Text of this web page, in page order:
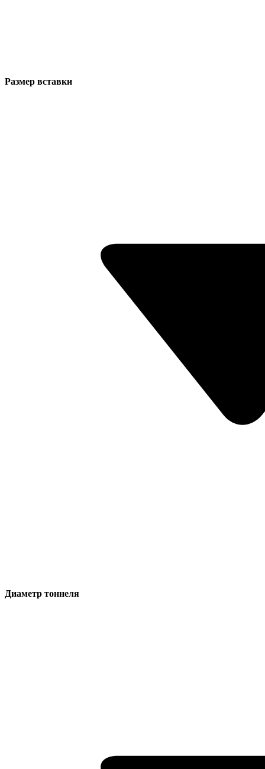
Размер вставки
Диаметр тоннеля